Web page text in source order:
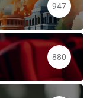
947
880